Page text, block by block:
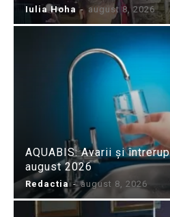
Iulia Hoha - august 8, 2026
AQUABIS: Avarii și
august 2026
Redactia - august 8, 2026